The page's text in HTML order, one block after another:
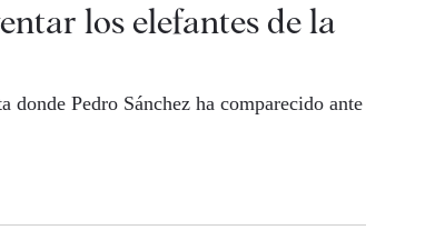
los elefantes de la
Pedro Sánchez ha comparecido ante